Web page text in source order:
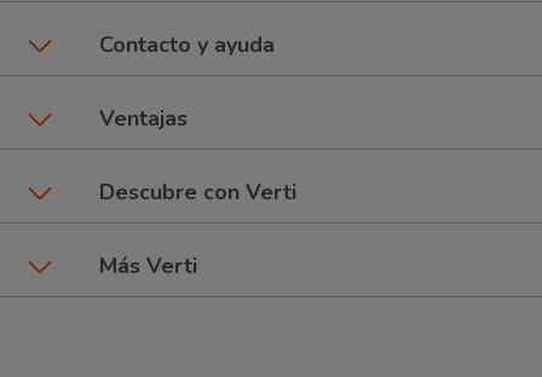
Seguros de coche
Seguros de moto
6Ruedas: Coche + Moto
Seguros de Hogar
Contacto y ayuda
Asistencia y contacto
Dar un parte
Preguntas frecuentes
Ventajas
Promociones y beneficios
Tipos de pago
Descubre con Verti
Seguros por marca de coche
Más Verti